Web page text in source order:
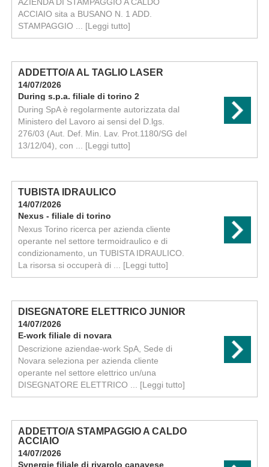
ACCIAIO sita a BUSANO N. 1 ADD.
STAMPAGGIO ... [Leggi tutto]
ADDETTO/A AL TAGLIO LASER
14/07/2026
During s.p.a. filiale di torino 2
During SpA è regolarmente autorizzata dal
Ministero del Lavoro ai sensi del D.lgs.
276/03 (Aut. Def. Min. Lav. Prot.1180/SG del
13/12/04), con ... [Leggi tutto]
TUBISTA IDRAULICO
14/07/2026
Nexus - filiale di torino
Nexus Torino ricerca per azienda cliente
operante nel settore termoidraulico e di
condizionamento, un TUBISTA IDRAULICO.
La risorsa si occuperà di ... [Leggi tutto]
DISEGNATORE ELETTRICO JUNIOR
14/07/2026
E-work filiale di novara
Descrizione aziendae-work SpA, Sede di
Novara seleziona per azienda cliente
operante nel settore elettrico un/una
DISEGNATORE ELETTRICO ... [Leggi tutto]
ADDETTO/A STAMPAGGIO A CALDO
ACCIAIO
14/07/2026
Synergie filiale di rivarolo canavese